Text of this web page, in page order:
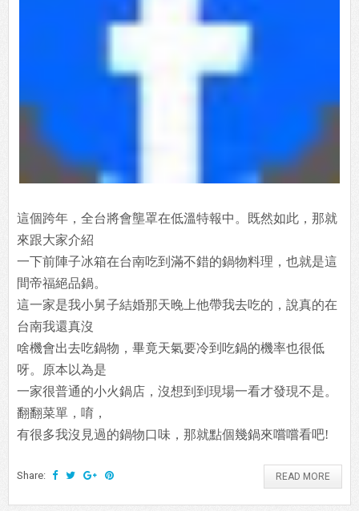
這個跨年，全台將會壟罩在低溫特報中。既然如此，那就
來跟大家介紹
一下前陣子冰箱在台南吃到滿不錯的鍋物料理，也就是這
間帝福絕品鍋。
這一家是我小舅子結婚那天晚上他帶我去吃的，說真的在
台南我還真沒
啥機會出去吃鍋物，畢竟天氣要冷到吃鍋的機率也很低
呀。原本以為是
一家很普通的小火鍋店，沒想到到現場一看才發現不是。
翻翻菜單，唷，
有很多我沒見過的鍋物口味，那就點個幾鍋來嚐嚐看吧!
Share: READ MORE